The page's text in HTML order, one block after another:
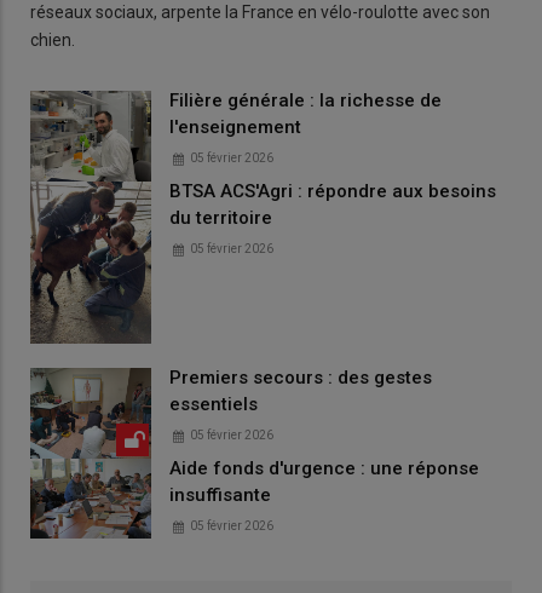
réseaux sociaux, arpente la France en vélo-roulotte avec son
chien.
Filière générale : la richesse de
l'enseignement
05 février 2026
BTSA ACS'Agri : répondre aux besoins
du territoire
05 février 2026
Premiers secours : des gestes
essentiels
05 février 2026
Aide fonds d'urgence : une réponse
insuffisante
05 février 2026